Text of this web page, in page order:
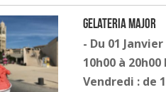
Gelateria Major
- Du 01
10h00 à
Vendredi : de